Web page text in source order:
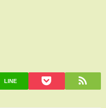
LINE